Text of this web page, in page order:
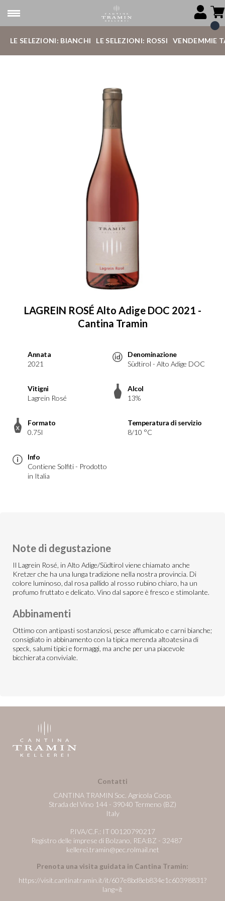
LE SELEZIONI: BIANCHI LE SELEZIONI: ROSSI VENDEMMIE
LAGREIN ROSÉ Alto Adige DOC 2021 -
Cantina Tramin
Annata
2021
Denominazione
Südtirol - Alto Adige DOC
Vitigni
Lagrein Rosé
Alcol
13%
Formato
0.75l
Temperatura di servizio
8/10 °C
Info
Contiene Solfiti - Prodotto
in Italia
Note di degustazione
Il Lagrein Rosé, in Alto Adige/Südtirol viene chiamato anche
Kretzer che ha una lunga tradizione nella nostra provincia. Di
colore luminoso, dal rosa pallido al rosso rubino chiaro, ha un
profumo fruttato e delicato. Vino dal sapore è fresco e stimolante.
Abbinamenti
Ottimo con antipasti sostanziosi, pesce affumicato e carni bianche;
consigliato in abbinamento con la tipica merenda altoatesina di
speck, salumi tipici e formaggi, ma anche per una piacevole
bicchierata conviviale.
Contatti
CANTINA TRAMIN Soc. Agricola Coop.
Strada del Vino 144 - 39040 Termeno (BZ)
Italy
P.IVA/C.F.: IT 00120790217
Registro delle imprese di Bolzano, REA:BZ - 32487
kellerei.tramin@pec.rolmail.net
Prenota una visita guidata in Cantina Tramin:
https://visit.cantinatramin.it/it/607e8bd8eb834e1c60398831?
lang=it